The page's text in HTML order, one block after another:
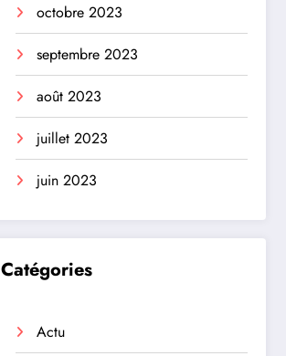
octobre 2023
septembre 2023
août 2023
juillet 2023
juin 2023
Catégories
Actu